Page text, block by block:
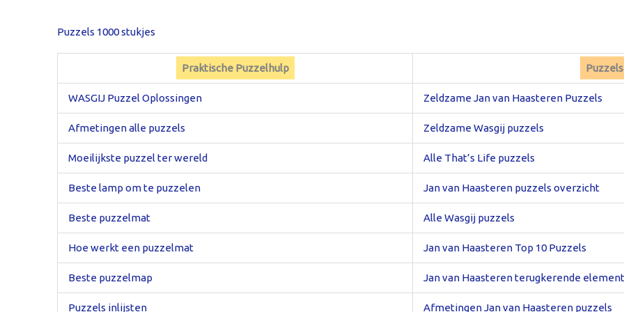
Puzzels 1000 stukjes
Praktische Puzzelhulp
WASGIJ Puzzel Oplossingen Zeldzame Jan van Haasteren Puzzels
Afmetingen alle puzzels Zeldzame Wasgij puzzels
Moeilijkste puzzel ter wereld Alle That’s Life puzzels
Beste lamp om te puzzelen Jan van Haasteren puzzels overzicht
Beste puzzelmat Alle Wasgij puzzels
Hoe werkt een puzzelmat Jan van Haasteren Top 10 Puzzels
Beste puzzelmap Jan van Haasteren terugkerende
Puzzels inlijsten Afmetingen Jan van Haasteren puzzels